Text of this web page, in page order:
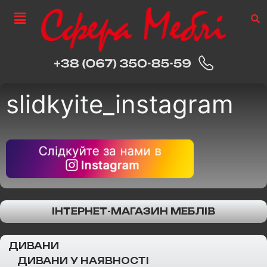
slidkyite_instagram
ІНТЕРНЕТ-МАГАЗИН МЕБЛІВ
ДИВАНИ
ДИВАНИ У НАЯВНОСТІ